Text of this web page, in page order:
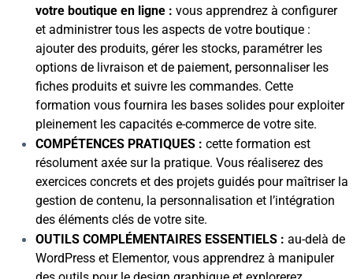
votre boutique en ligne : vous apprendrez à configurer
et administrer tous les aspects de votre boutique :
ajouter des produits, gérer les stocks, paramétrer les
options de livraison et de paiement, personnaliser les
fiches produits et suivre les commandes. Cette
formation vous fournira les bases solides pour exploiter
pleinement les capacités e-commerce de votre site.
COMPÉTENCES PRATIQUES : cette formation est
résolument axée sur la pratique. Vous réaliserez des
exercices concrets et des projets guidés pour maîtriser la
gestion de contenu, la personnalisation et l’intégration
des éléments clés de votre site.
OUTILS COMPLÉMENTAIRES ESSENTIELS : au-delà de
WordPress et Elementor, vous apprendrez à manipuler